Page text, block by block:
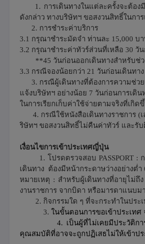
1. การเดินทางในแต่ละครั้งจะต้อ
ดังกล่าว ทางบริษัทฯ ขอสงวนสิทธิ์ในกา
2. การชำระค่าบริการ
3.1 กรุณาชำระมัดจำ ท่านละ 15,000 บ
3.2 กรุณาชำระค่าทัวร์ส่วนที่เหลือ 30 วั
**45 วันก่อนออกเดินทางสำหรับช่ว
3.3 กรณีจองน้อยกว่า 21 วันก่อนเดินทา
3. กรณีผู้เดินทางที่ต้องการความช่วย
แจ้งบริษัทฯ อย่างน้อย 7 วันก่อนการเดิ
ในการเรียกเก็บค่าใช้จ่ายตามจริงที่เกิด
4. กรณีใช้หนังสือเดินทางราชการ (เ
ริษัทฯ ขอสงวนสิทธิ์ไม่คืนค่าทัวร์ และรั
เงื่อนไขการเข้าประเทศญี่ปุ่น
1. โปรดตรวจสอบ PASSPORT
เดินทาง ต้องมีหน้ากระดาษว่างอย่างต่
หมายเหตุ : สำหรับผู้เดินทางที่อายุไม่ถึ
งานราชการ จากบิดา หรือมารดาแนบม
2. กิจกรรมใด ๆ ที่จะกระทำในประ
3. ในขั้นตอนการขอเข้าประเทศ
4. เป็นผู้ที่ไม่เคยมีประวัติการถูกส่ง
คุณสมบัติที่อาจจะถูกปฏิเสธไม่ให้เข้าปร